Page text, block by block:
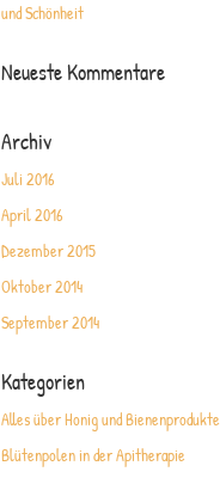
und Schönheit
Neueste Kommentare
Archiv
Juli 2016
April 2016
Dezember 2015
Oktober 2014
September 2014
Kategorien
Alles über Honig und Bienenprodukte
Blütenpolen in der Apitherapie